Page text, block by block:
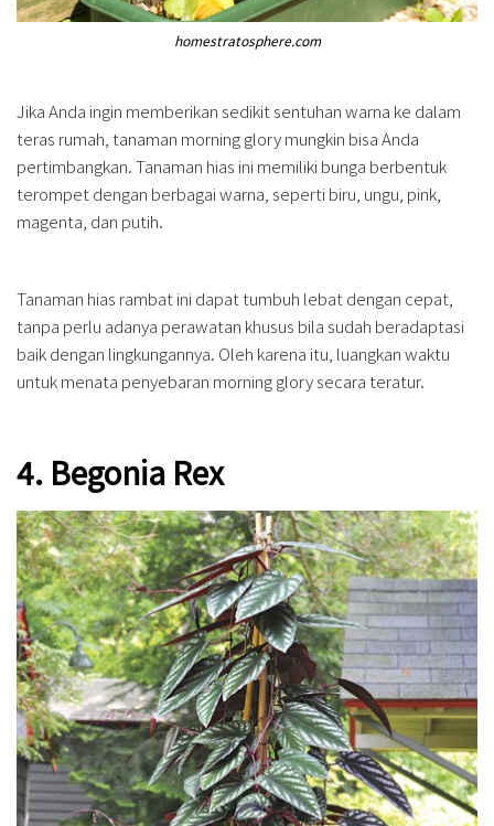
homestratosphere.com
Jika Anda ingin memberikan sedikit sentuhan warna ke dalam
teras rumah, tanaman morning glory mungkin bisa Anda
pertimbangkan. Tanaman hias ini memiliki bunga berbentuk
terompet dengan berbagai warna, seperti biru, ungu, pink,
magenta, dan putih.
Tanaman hias rambat ini dapat tumbuh lebat dengan cepat,
tanpa perlu adanya perawatan khusus bila sudah beradaptasi
baik dengan lingkungannya. Oleh karena itu, luangkan waktu
untuk menata penyebaran morning glory secara teratur.
4. Begonia Rex